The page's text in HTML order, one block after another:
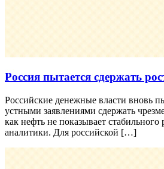
Россия пытается сдержать
Российские денежные власти вновь
устными заявлениями сдержать
как нефть не показывает стабильного
аналитики. Для российской […]